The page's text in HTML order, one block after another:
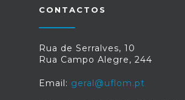
CONTACTOS
Rua de Serralves, 10
Rua Campo Alegre, 244
Email: geral@uflom.pt